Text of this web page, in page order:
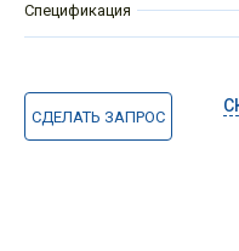
Спецификация
СДЕЛАТЬ ЗАПРОС